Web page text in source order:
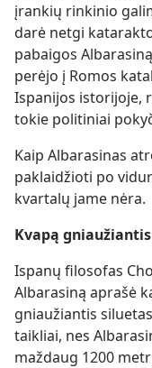
įrankių rinkinio
darė netgi
pabaigos
perėjo į Romos
Ispanijos istorijoje,
tokie politiniai
Kaip Albarasinas
paklaidžioti po
kvartalų jame nėra.
Kvapą
Ispanų filosofas
Albarasiną aprašė
gniaužiantis
taikliai, nes
maždaug 1200